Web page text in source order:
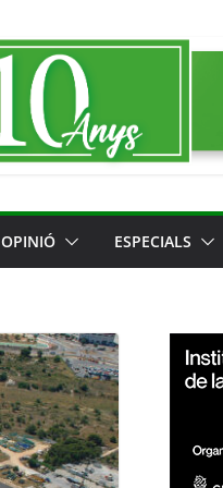
OPINIÓ ESPECIALS